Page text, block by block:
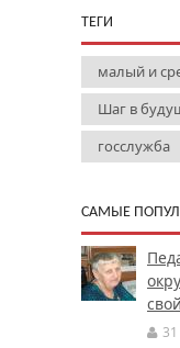
ТЕГИ
малый и
Шаг в
госслужба
САМЫЕ